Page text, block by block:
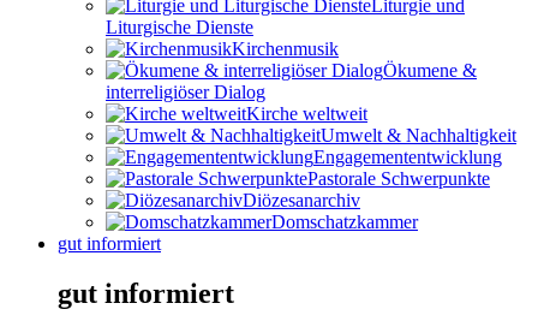
Liturgie und
Liturgische Dienste
Kirchenmusik
Ökumene &
interreligiöser Dialog
Kirche weltweit
Umwelt & Nachhaltigkeit
Engagemententwicklung
Pastorale Schwerpunkte
Diözesanarchiv
Domschatzkammer
gut informiert
gut informiert